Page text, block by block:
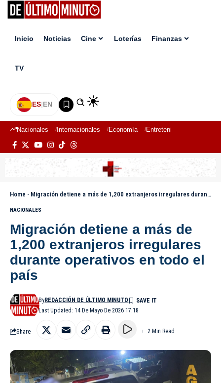
Inicio Noticias Cine Loterías Finanzas
TV
ES|EN
Nacionales Internacionales Economía Entretenimiento
Home - Migración detiene a más de 1,200 extranjeros irregulares durante operativos en todo el país
NACIONALES
Migración detiene a más de
1,200 extranjeros irregulares
durante operativos en todo el
país
Last Updated: 14 De Mayo De 2026 17:18
ByREDACCIÓN DE ÚLTIMO MINUTO
Share 2 Min Read